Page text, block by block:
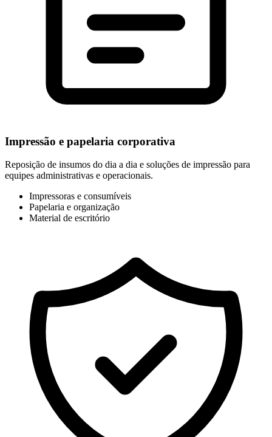
Impressão e papelaria corporativa
Reposição de insumos do dia a dia e soluções de impressão para
equipes administrativas e operacionais.
Impressoras e consumíveis
Papelaria e organização
Material de escritório